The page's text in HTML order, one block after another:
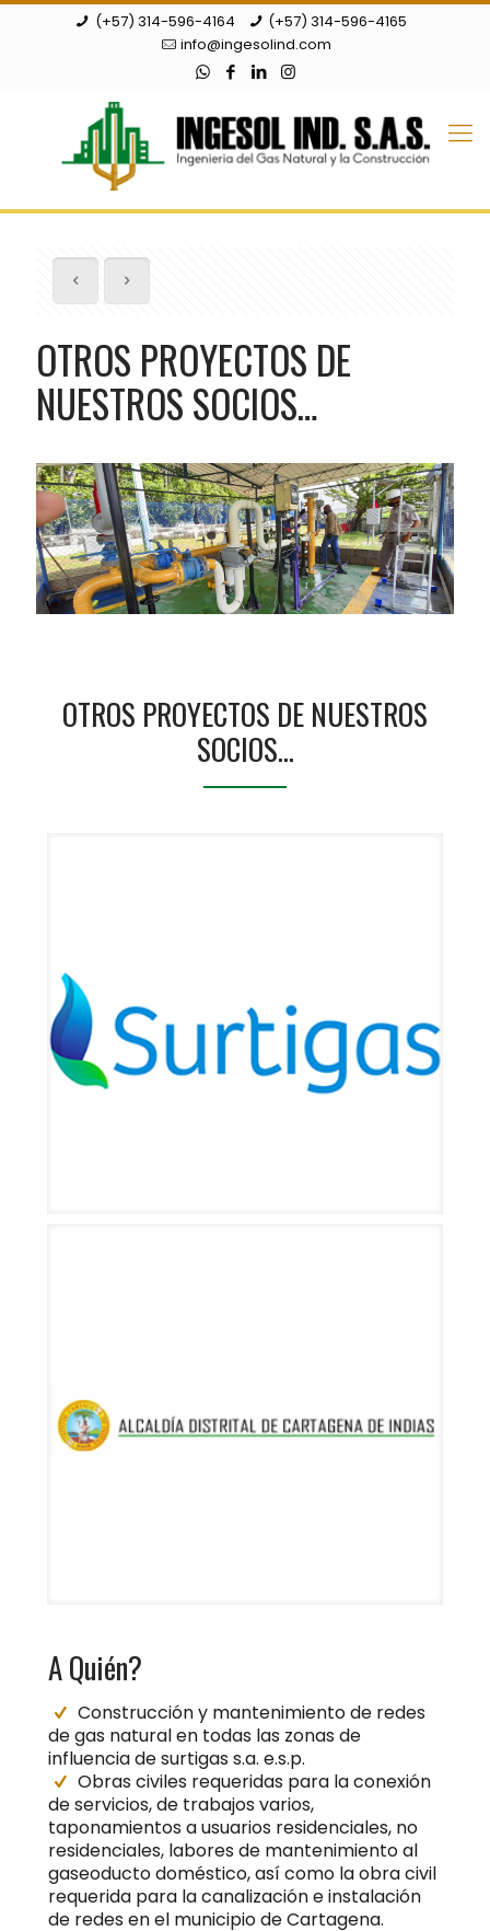
(+57) 314-596-4164
(+57) 314-596-4165
info@ingesolind.com
OTROS PROYECTOS DE
NUESTROS SOCIOS…
OTROS PROYECTOS DE NUESTROS
SOCIOS…
A Quién?
Construcción y mantenimiento de redes
de gas natural en todas las zonas de
influencia de surtigas s.a. e.s.p.
Obras civiles requeridas para la conexión
de servicios, de trabajos varios,
taponamientos a usuarios residenciales, no
residenciales, labores de mantenimiento al
gaseoducto doméstico, así como la obra civil
requerida para la canalización e instalación
de redes en el municipio de Cartagena.